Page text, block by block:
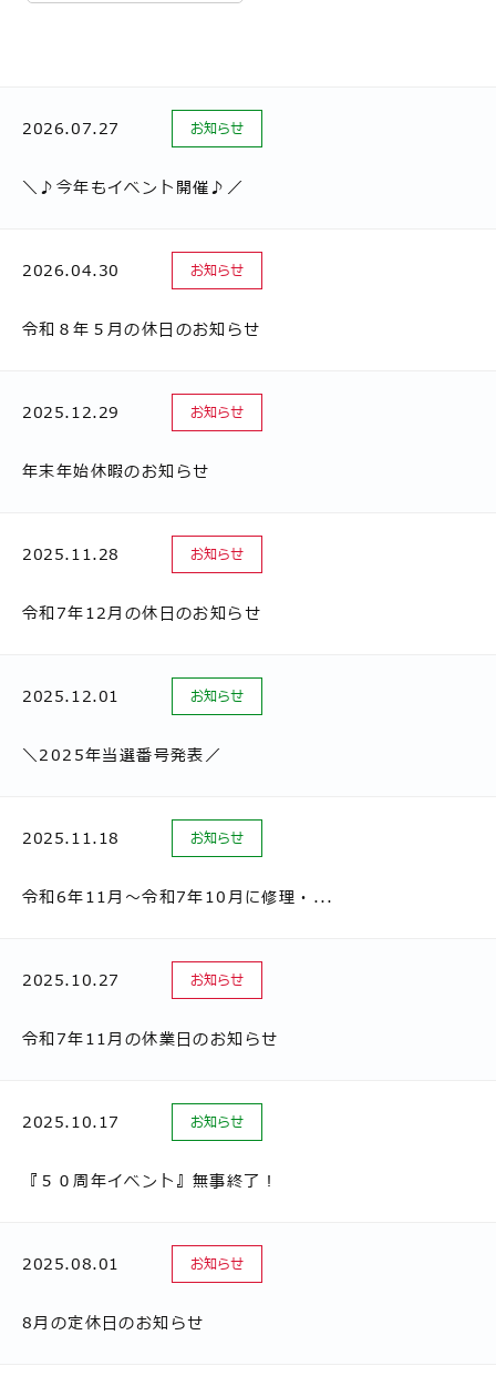
2026.07.27 お知らせ
＼♪今年もイベント開催♪／
2026.04.30 お知らせ
令和８年５月の休日のお知らせ
2025.12.29 お知らせ
年末年始休暇のお知らせ
2025.11.28 お知らせ
令和7年12月の休日のお知らせ
2025.12.01 お知らせ
＼2025年当選番号発表／
2025.11.18 お知らせ
令和6年11月～令和7年10月に修理・...
2025.10.27 お知らせ
令和7年11月の休業日のお知らせ
2025.10.17 お知らせ
『５０周年イベント』無事終了！
2025.08.01 お知らせ
8月の定休日のお知らせ